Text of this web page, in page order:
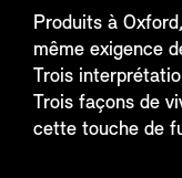
Produits à
même exigence
Trois
Trois façons de
cette touche de